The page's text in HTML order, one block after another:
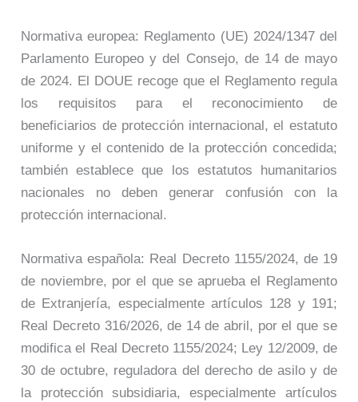
Normativa europea: Reglamento (UE) 2024/1347 del
Parlamento Europeo y del Consejo, de 14 de mayo
de 2024. El DOUE recoge que el Reglamento regula
los requisitos para el reconocimiento de
beneficiarios de protección internacional, el estatuto
uniforme y el contenido de la protección concedida;
también establece que los estatutos humanitarios
nacionales no deben generar confusión con la
protección internacional.
Normativa española: Real Decreto 1155/2024, de 19
de noviembre, por el que se aprueba el Reglamento
de Extranjería, especialmente artículos 128 y 191;
Real Decreto 316/2026, de 14 de abril, por el que se
modifica el Real Decreto 1155/2024; Ley 12/2009, de
30 de octubre, reguladora del derecho de asilo y de
la protección subsidiaria, especialmente artículos